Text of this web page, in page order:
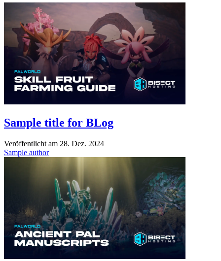
Sample title for BLog
Veröffentlicht am 28. Dez. 2024
Sample author